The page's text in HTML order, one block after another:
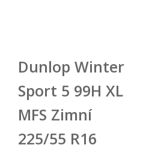
Dunlop Winter
Sport 5 99H XL
MFS Zimní
225/55 R16